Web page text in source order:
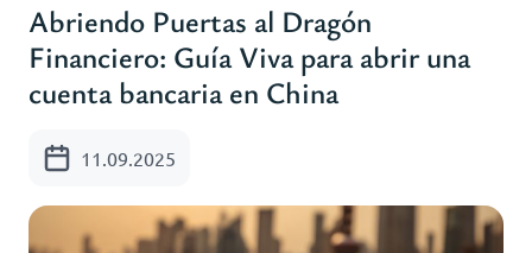
Abriendo Puertas al Dragón
Financiero: Guía Viva para abrir una
cuenta bancaria en China
11.09.2025